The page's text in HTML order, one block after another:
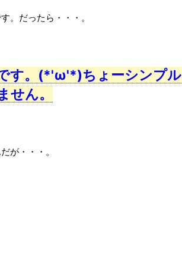
。だったら・・・。
す。(*'ω'*)ちょーシンプル
せん。
が・・・。